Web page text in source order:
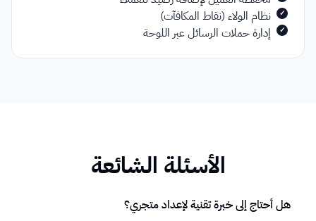
نظام الولاء (نقاط المكافآت) ✓
إدارة حملات الرسائل عبر اللوحة ✓
الأسئلة الشائعة
هل أحتاج إلى خبرة تقنية لإعداد متجري؟